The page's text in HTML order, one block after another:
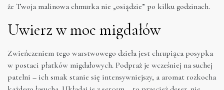
że Twoja malinowa chmurka nie „osiądzie” po kilku godzinach.
Uwierz w moc migdałów
Zwieńczeniem tego warstwowego dzieła jest chrupiąca posypka
w postaci płatków migdałowych. Podpraż je wcześniej na suchej
patelni – ich smak stanie się intensywniejszy, a aromat rozkocha